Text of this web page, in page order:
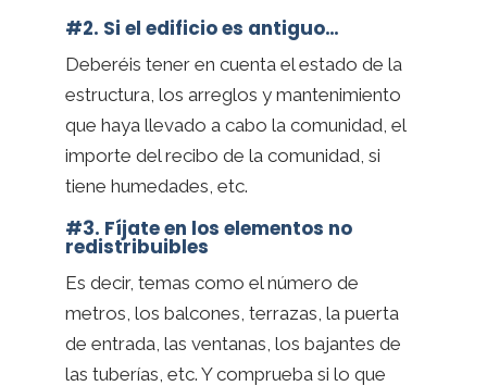
#2. Si el edificio es antiguo…
Deberéis tener en cuenta el estado de la
estructura, los arreglos y mantenimiento
que haya llevado a cabo la comunidad, el
importe del recibo de la comunidad, si
tiene humedades, etc.
#3. Fíjate en los elementos no
redistribuibles
Es decir, temas como el número de
metros, los balcones, terrazas, la puerta
de entrada, las ventanas, los bajantes de
las tuberías, etc. Y comprueba si lo que